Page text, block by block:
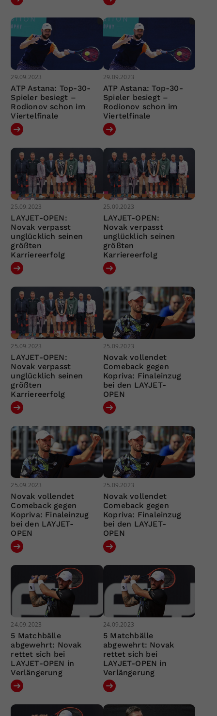
29.09.2023
ATP Astana: Top-30-
Spieler besiegt –
Rodionov schon im
Viertelfinale
29.09.2023
ATP Astana: Top-30-
Spieler besiegt –
Rodionov schon im
Viertelfinale
25.09.2023
LAYJET-OPEN:
Novak verpasst
unglücklich seinen
größten
Karriereerfolg
25.09.2023
LAYJET-OPEN:
Novak verpasst
unglücklich seinen
größten
Karriereerfolg
25.09.2023
LAYJET-OPEN:
Novak verpasst
unglücklich seinen
größten
Karriereerfolg
25.09.2023
Novak vollendet
Comeback gegen
Kopriva: Finaleinzug
bei den LAYJET-
OPEN
25.09.2023
Novak vollendet
Comeback gegen
Kopriva: Finaleinzug
bei den LAYJET-
OPEN
25.09.2023
Novak vollendet
Comeback gegen
Kopriva: Finaleinzug
bei den LAYJET-
OPEN
24.09.2023
5 Matchbälle
abgewehrt: Novak
rettet sich bei
LAYJET-OPEN in
Verlängerung
24.09.2023
5 Matchbälle
abgewehrt: Novak
rettet sich bei
LAYJET-OPEN in
Verlängerung